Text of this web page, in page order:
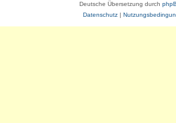
Deutsche Übersetzung durch
Datenschutz|